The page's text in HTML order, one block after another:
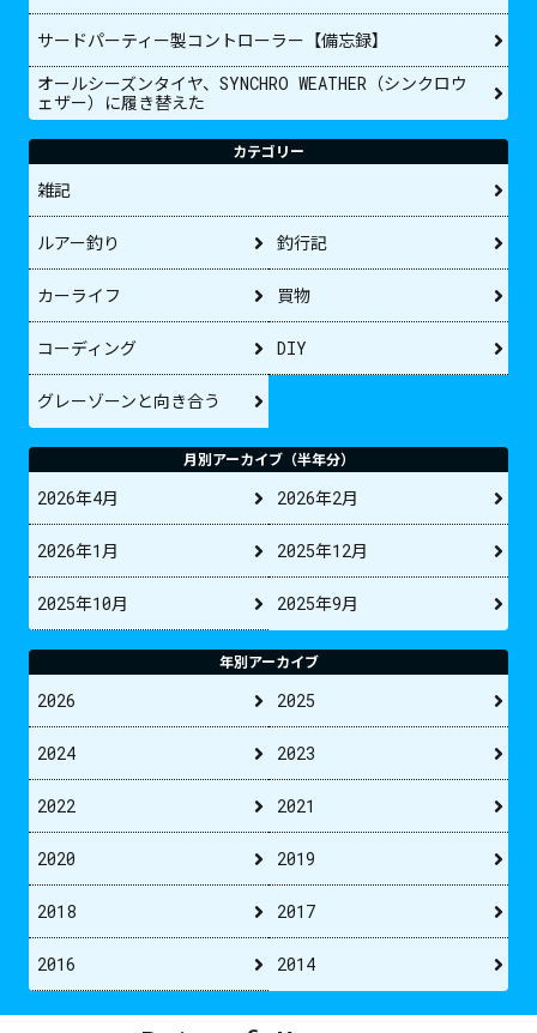
サードパーティー製コントローラー【備忘録】
オールシーズンタイヤ、SYNCHRO WEATHER（シンクロウ
ェザー）に履き替えた
カテゴリー
雑記
ルアー釣り 釣行記
カーライフ 買物
コーディング DIY
グレーゾーンと向き合う
月別アーカイブ（半年分）
2026年4月 2026年2月
2026年1月 2025年12月
2025年10月 2025年9月
年別アーカイブ
2026 2025
2024 2023
2022 2021
2020 2019
2018 2017
2016 2014